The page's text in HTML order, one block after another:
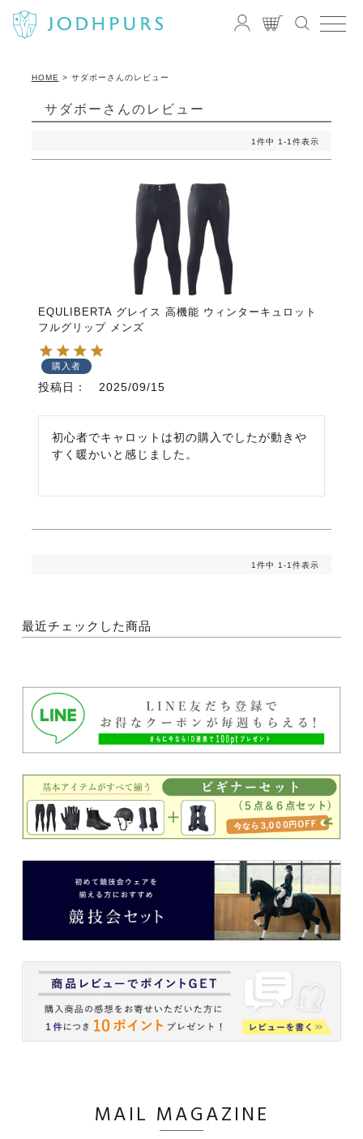
HOME サダボーさんのレビュー
サダボーさんのレビュー
1件中 1-1件表示
EQULIBERTA グレイス 高機能 ウィンターキュロット
フルグリップ メンズ
購入者
投稿日 2025/09/15
初心者でキャロットは初の購入でしたが動きや
すく暖かいと感じました。
1件中 1-1件表示
最近チェックした商品
MAIL MAGAZINE